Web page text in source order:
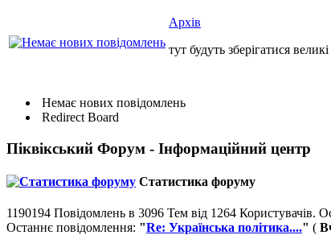
Архів
тут будуть зберігатися
Немає нових повідомлень
Redirect Board
Піквікський Форум - Інформаційний центр
Статистика форуму
1190194 Повідомлень в 3096 Тем від 1264 Користувачів.
Останнє повідомлення: "Re: Українська політика...." (